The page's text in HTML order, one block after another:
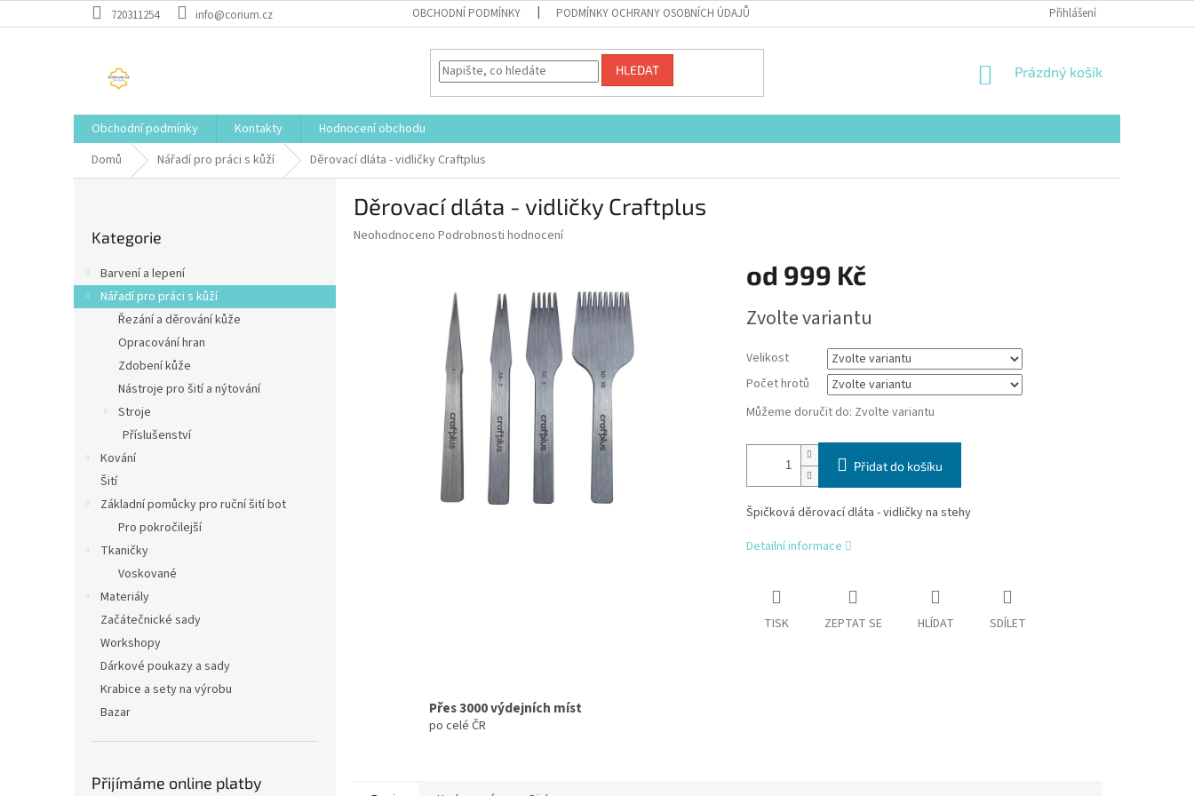
na
720311254 info@corium.cz OBCHODNÍ PODMÍNKY PODMÍNKY OCHRANY OSOBNÍCH ÚDAJŮ Přihlášení
HLEDAT
NÁKUPNÍ
Prázdný košík
Obchodní podmínky Kontakty
Hodnocení obchodu
Domů
Nářadí pro práci s kůží Děrovací dláta - vidličky Craftplus
a
n
kategorie
Kategorie
Barvení a lepení
Nářadí pro práci s kůží
Řezání a děrování kůže
Opracování hran
Zdobení kůže
Nástroje pro šití a nýtování
Stroje
Příslušenství
Kování
Šití
Základní pomůcky pro ruční šití bot
Pro pokročilejší
Tkaničky
Voskované
Materiály
Začátečnické sady
Workshopy
Dárkové poukazy a sady
Krabice a sety na výrobu
Bazar
Přijímáme online platby
Děrovací dláta - vidličky Craftplus
Průměrné
Neohodnoceno Podrobnosti hodnocení
od 999 Kč
cena:
Zvolte variantu
Velikost
Počet hrotů
Můžeme doručit do: Zvolte variantu
Přidat do košíku
Špičková děrovací dláta - vidličky na stehy
Detailní informace
TISK ZEPTAT SE HLÍDAT SDÍLET
Přes 3000 výdejních míst
po celé ČR